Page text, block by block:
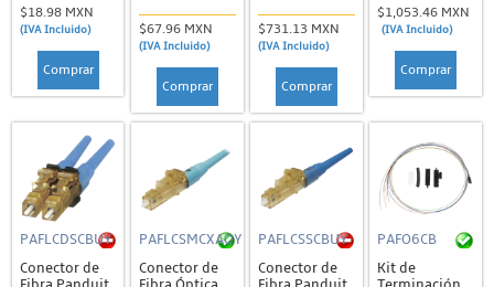
$18.98 MXN
(IVA Incluido)
Comprar
$67.96 MXN
(IVA Incluido)
Comprar
$731.13 MXN
(IVA Incluido)
Comprar
$1,053.46 MXN
(IVA Incluido)
Comprar
PAFLCDSCBUY
Conector de
PAFLCSMCXAQY
Conector de
PAFLCSSCBUY
Conector de
PAFO6CB
Kit de